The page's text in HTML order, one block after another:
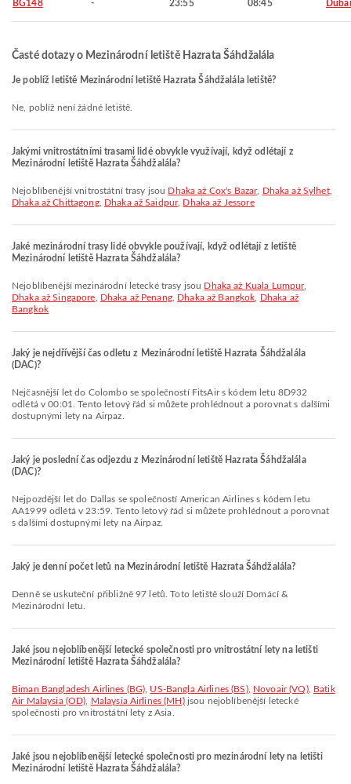
BG148 - 23:55 08:45 Dubai
Časté dotazy o Mezinárodní letiště Hazrata Šáhdžalála
Je poblíž letiště Mezinárodní letiště Hazrata Šáhdžalála letiště?
Ne, poblíž není žádné letiště.
Jakými vnitrostátními trasami lidé obvykle využívají, když odlétají z
Mezinárodní letiště Hazrata Šáhdžalála?
Nejoblíbenější vnitrostátní trasy jsou Dhaka až Cox's Bazar, Dhaka až Sylhet,
Dhaka až Chittagong, Dhaka až Saidpur, Dhaka až Jessore
Jaké mezinárodní trasy lidé obvykle používají, když odlétají z letiště
Mezinárodní letiště Hazrata Šáhdžalála?
Nejoblíbenější mezinárodní letecké trasy jsou Dhaka až Kuala Lumpur,
Dhaka až Singapore
Dhaka až Penang, Dhaka až Bangkok
Dhaka až
Bangkok
Jaký je nejdřívější čas odletu z Mezinárodní letiště Hazrata Šáhdžalála
(DAC)?
Nejčasnější let do Colombo se společností FitsAir s kódem letu 8D932
odlétá v 00:01. Tento letový řád si můžete prohlédnout a porovnat s dalšími
dostupnými lety na Airpaz.
Jaký je poslední čas odjezdu z Mezinárodní letiště Hazrata Šáhdžalála
(DAC)?
Nejpozdější let do Dallas se společností American Airlines s kódem letu
AA1999 odlétá v 23:59. Tento letový řád si můžete prohlédnout a porovnat
s dalšími dostupnými lety na Airpaz.
Jaký je denní počet letů na Mezinárodní letiště Hazrata Šáhdžalála?
Denně se uskuteční přibližně 97 letů. Toto letiště slouží Domácí &
Mezinárodní letu.
Jaké jsou nejoblíbenější letecké společnosti pro vnitrostátní lety na letišti
Mezinárodní letiště Hazrata Šáhdžalála?
Biman Bangladesh Airlines (BG) US-Bangla Airlines (BS), Novoair (VQ), Batik
Air Malaysia (OD)
Malaysia Airlines (MH)jsou nejoblíbenější letecké
společnosti pro vnitrostátní lety z Asia.
Jaké jsou nejoblíbenější letecké společnosti pro mezinárodní lety na letišti
Mezinárodní letiště Hazrata Šáhdžalála?